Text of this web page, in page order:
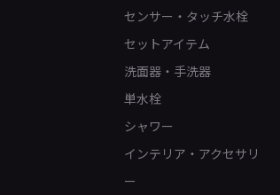
センサー・タッチ水栓
セットアイテム
洗面器・手洗器
単水栓
シャワー
インテリア・アクセサリ
ー